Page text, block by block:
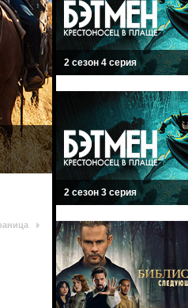
2 сезон 4 серия
2 сезон 3 серия